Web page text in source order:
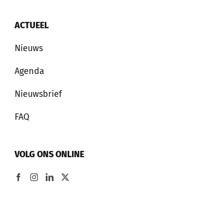
ACTUEEL
Nieuws
Agenda
Nieuwsbrief
FAQ
VOLG ONS ONLINE